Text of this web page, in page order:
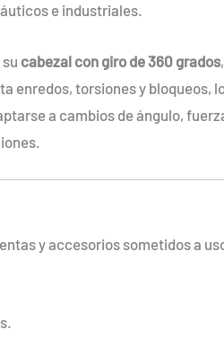
e industriales.
cabezal con giro de 360 grados
enredos, torsiones y bloqueos,
a cambios de ángulo,
y accesorios sometidos a